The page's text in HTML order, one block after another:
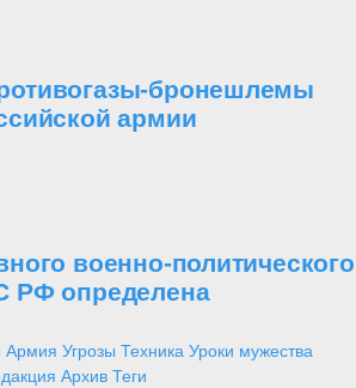
бронешлемы
армии
военно-политического
РФ определена
Армия Угрозы Техника Уроки мужества
Архив Теги